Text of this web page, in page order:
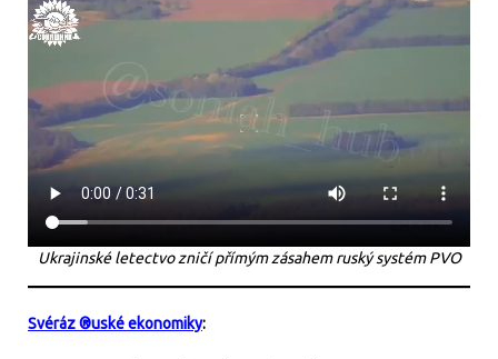
Ukrajinské letectvo zničí přímým zásahem ruský systém PVO
Svéráz ®uské ekonomiky: